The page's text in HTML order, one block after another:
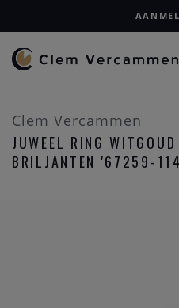
Clem Vercammen
JUWEEL RING
BRILJANTEN '67259-